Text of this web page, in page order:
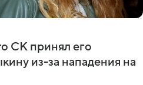
СК принял его
из-за нападения на